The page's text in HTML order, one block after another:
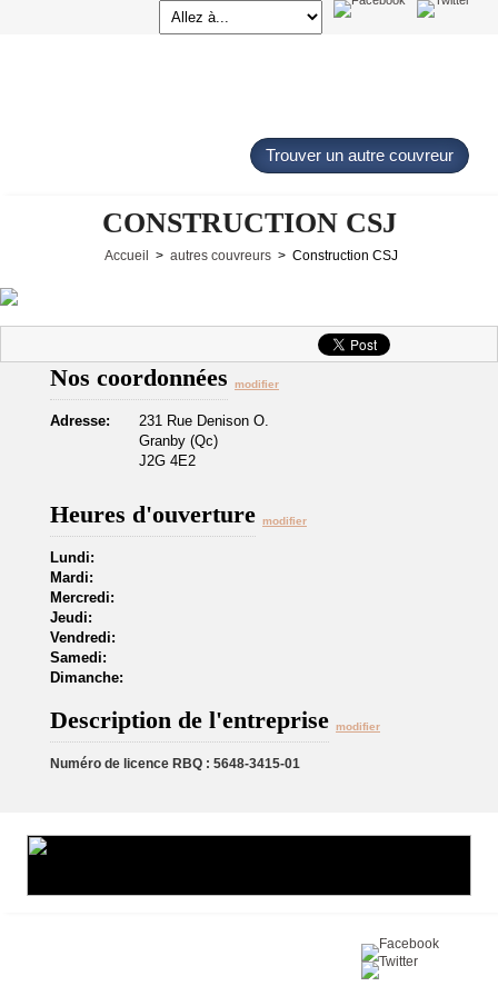
Trouver un autre couvreur
CONSTRUCTION CSJ
Accueil > autres couvreurs > Construction CSJ
Nos coordonnées modifier
Adresse:
231 Rue Denison O.
Granby (Qc)
J2G 4E2
Heures d'ouverture modifier
Lundi:
Mardi:
Mercredi:
Jeudi:
Vendredi:
Samedi:
Dimanche:
Description de l'entreprise modifier
Numéro de licence RBQ : 5648-3415-01